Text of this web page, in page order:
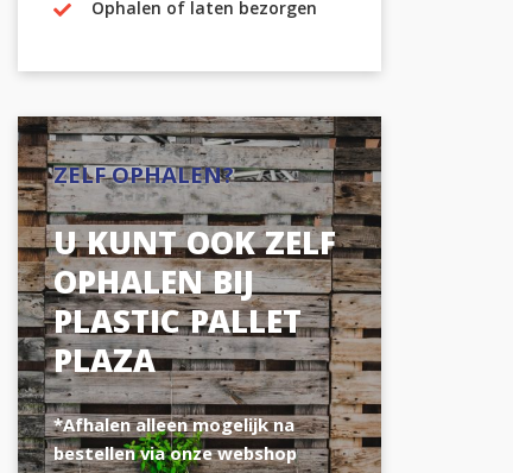
Ophalen of laten bezorgen
ZELF OPHALEN?
U KUNT OOK ZELF
OPHALEN BIJ
PLASTIC PALLET
PLAZA
*Afhalen alleen mogelijk na
bestellen via onze webshop